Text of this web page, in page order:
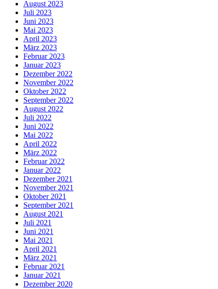
August 2023
Juli 2023
Juni 2023
Mai 2023
April 2023
März 2023
Februar 2023
Januar 2023
Dezember 2022
November 2022
Oktober 2022
September 2022
August 2022
Juli 2022
Juni 2022
Mai 2022
April 2022
März 2022
Februar 2022
Januar 2022
Dezember 2021
November 2021
Oktober 2021
September 2021
August 2021
Juli 2021
Juni 2021
Mai 2021
April 2021
März 2021
Februar 2021
Januar 2021
Dezember 2020